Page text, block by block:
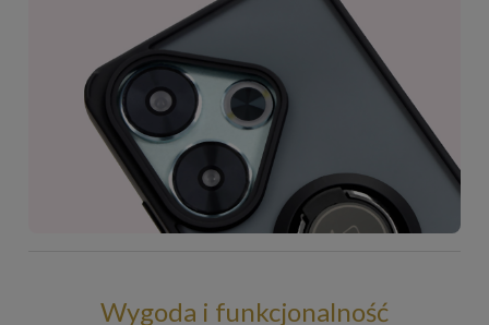
Wygoda i funkcjonalność